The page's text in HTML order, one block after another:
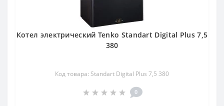
Котел электрический Tenko Standart Digital Plus 7,5
380
Код товара: Standart Digital Plus 7,5 380
0